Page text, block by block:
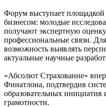
Форум выступает площадкой
бизнесом: молодые
получают экспертную
профессиональные связи.
возможность выявлять
актуальные научные
«Абсолют Страхование»
Финатлона, подтвердив
образовательных инициатив
грамотности.